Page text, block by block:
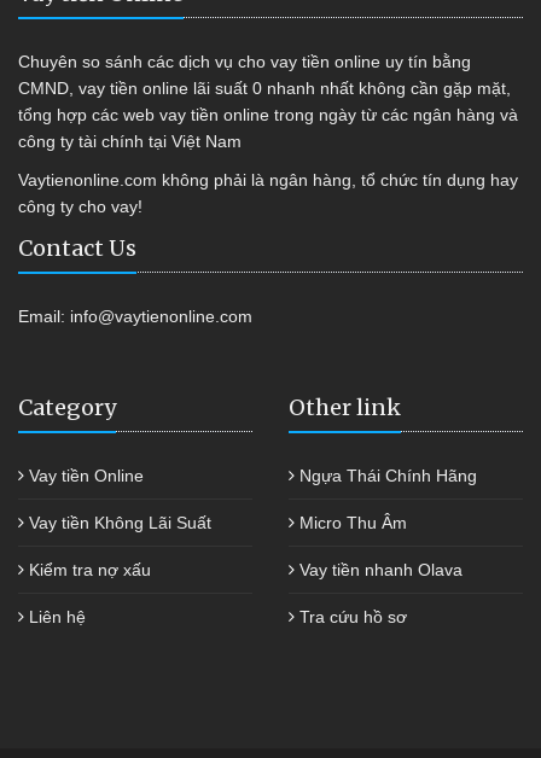
Chuyên so sánh các dịch vụ cho vay tiền online uy tín bằng
CMND, vay tiền online lãi suất 0 nhanh nhất không cần gặp mặt,
tổng hợp các web vay tiền online trong ngày từ các ngân hàng và
công ty tài chính tại Việt Nam
Vaytienonline.com không phải là ngân hàng, tổ chức tín dụng hay
công ty cho vay!
Contact Us
Email: info@vaytienonline.com
Category
Vay tiền Online
Vay tiền Không Lãi Suất
Kiểm tra nợ xấu
Liên hệ
Other link
Ngựa Thái Chính Hãng
Micro Thu Âm
Vay tiền nhanh Olava
Tra cứu hồ sơ